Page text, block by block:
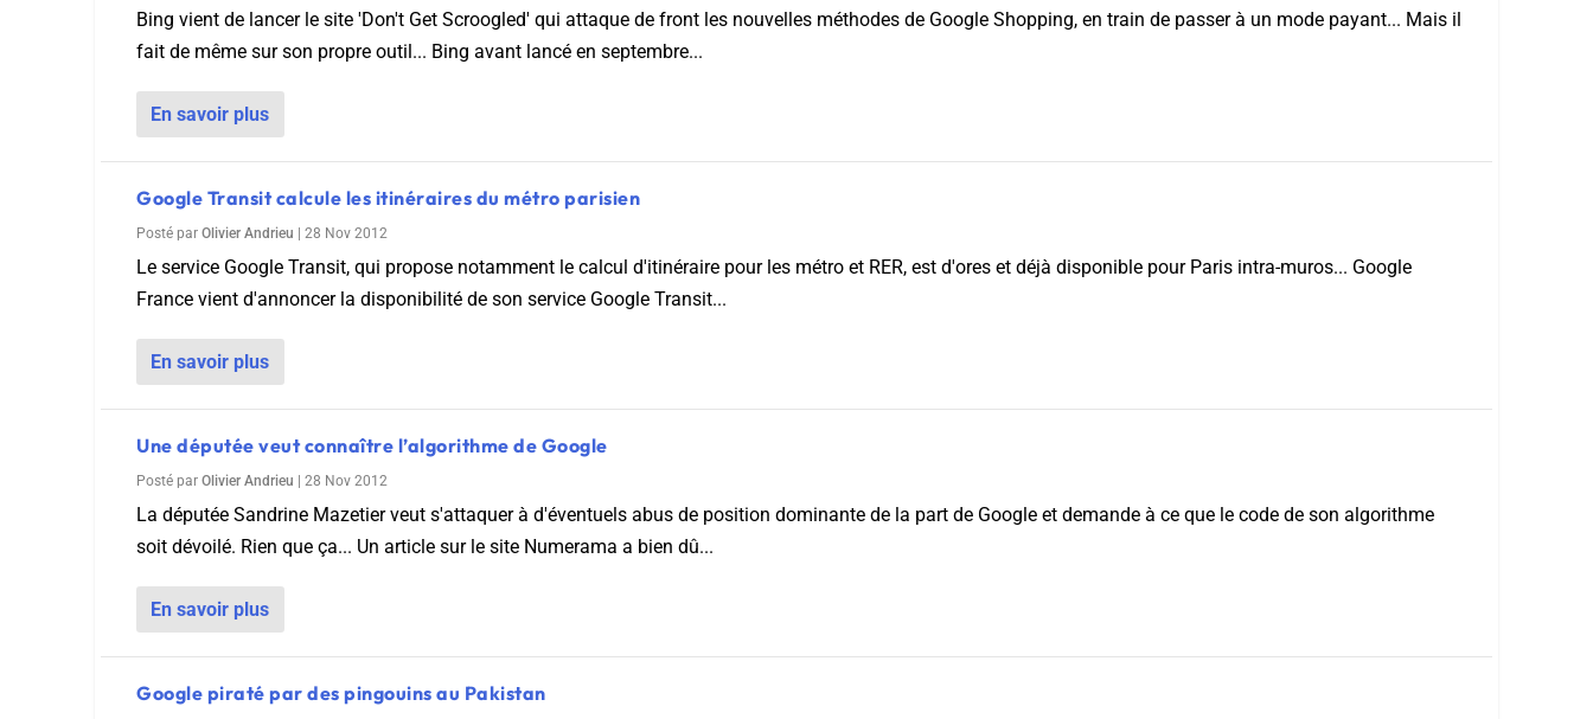
Télécharger l'Ebook
Wordpress
Shopify
PrestaShop
Formation SEO & GEO - Edition 2026
Je découvre !
Bing vient de lancer le site 'Don't Get Scroogled' qui attaque de front les nouvelles méthodes de Google Shopping, en train de passer à un mode payant... Mais il
fait de même sur son propre outil... Bing avant lancé en septembre...
En savoir plus
Google Transit calcule les itinéraires du métro parisien
Posté par Olivier Andrieu 28 Nov 2012
Le service Google Transit, qui propose notamment le calcul d'itinéraire pour les métro et RER, est d'ores et déjà disponible pour Paris intra-muros... Google
France vient d'annoncer la disponibilité de son service Google Transit...
En savoir plus
Une députée veut connaître l’algorithme de Google
Posté par Olivier Andrieu 28 Nov 2012
La députée Sandrine Mazetier veut s'attaquer à d'éventuels abus de position dominante de la part de Google et demande à ce que le code de son algorithme
soit dévoilé. Rien que ça... Un article sur le site Numerama a bien dû...
En savoir plus
Google piraté par des pingouins au Pakistan